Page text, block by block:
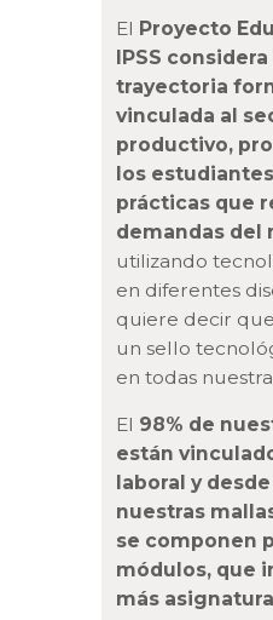
El Proyecto
IPSS considera
trayectoria
vinculada al
productivo,
los
prácticas que
demandas del
utilizando
en diferentes
quiere decir
un sello
en todas
El 98% de
están
laboral y
nuestras
se componen
módulos, que
más